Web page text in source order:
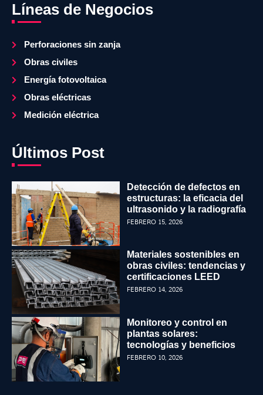
Líneas de Negocios
Perforaciones sin zanja
Obras civiles
Energía fotovoltaica
Obras eléctricas
Medición eléctrica
Últimos Post
Detección de defectos en
estructuras: la eficacia del
ultrasonido y la radiografía
FEBRERO 15, 2026
Materiales sostenibles en
obras civiles: tendencias y
certificaciones LEED
FEBRERO 14, 2026
Monitoreo y control en
plantas solares:
tecnologías y beneficios
FEBRERO 10, 2026